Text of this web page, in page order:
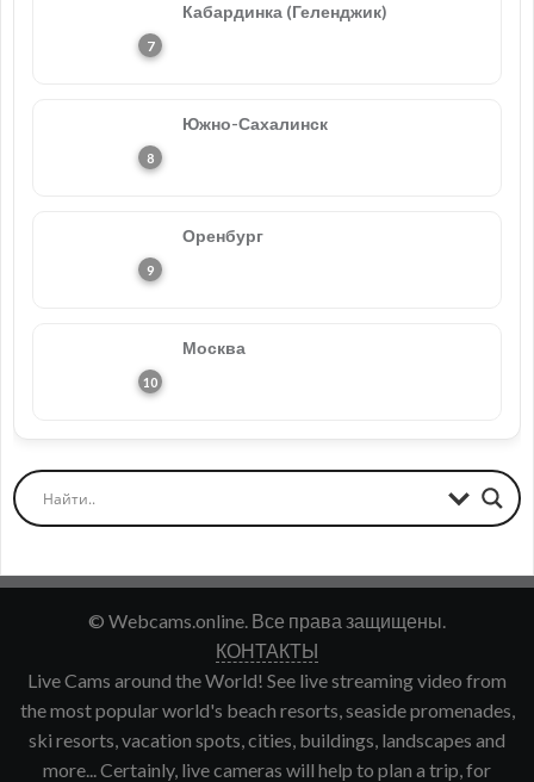
Кабардинка (Геленджик)
Южно-Сахалинск
Оренбург
Москва
© Webcams.online. Все права защищены.
КОНТАКТЫ
Live Cams around the World! See live streaming video from
the most popular world's beach resorts, seaside promenades,
ski resorts, vacation spots, cities, buildings, landscapes and
more... Certainly, live cameras will help to plan a trip, for